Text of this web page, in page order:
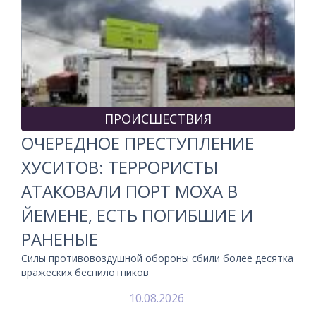
ПРОИСШЕСТВИЯ
ОЧЕРЕДНОЕ ПРЕСТУПЛЕНИЕ
ХУСИТОВ: ТЕРРОРИСТЫ
АТАКОВАЛИ ПОРТ МОХА В
ЙЕМЕНЕ, ЕСТЬ ПОГИБШИЕ И
РАНЕНЫЕ
Силы противовоздушной обороны сбили более десятка
вражеских беспилотников
10.08.2026